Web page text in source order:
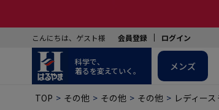
こんにちは、ゲスト様 会員登録 ログイン
科学で、
着るを変えていく。
メンズ
TOP その他 その他 その他 レディー